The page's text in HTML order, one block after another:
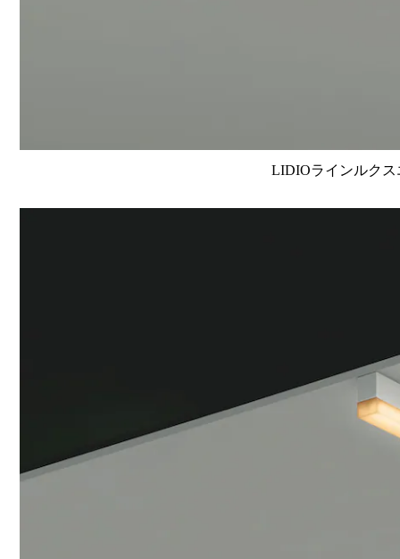
LIDIOラインルクス